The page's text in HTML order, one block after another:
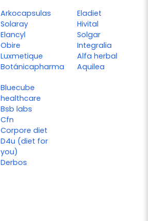
Arkocapsulas
Solaray
Elancyl
Obire
Luxmetique
Botánicapharma
Eladiet
Hivital
Solgar
Integralia
Alfa herbal
Aquilea
Bluecube
healthcare
Bsb labs
Cfn
Corpore diet
D4u (diet for
you)
Derbos